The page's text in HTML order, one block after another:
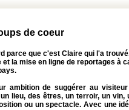
de coeur
parce que c'est Claire qui l'a
la mise en ligne de reportages à
ambition de suggérer au
lieu, des êtres, un terroir, un vin,
ou un spectacle. Avec une